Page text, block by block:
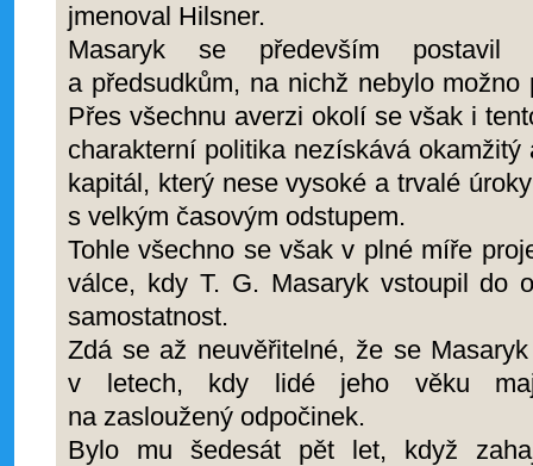
jmenoval Hilsner.
Masaryk se především postavil
a předsudkům, na nichž nebylo
Přes všechnu averzi okolí se však i
charakterní politika nezískává
kapitál, který nese vysoké a trvalé
s velkým časovým odstupem.
Tohle všechno se však v plné míře
válce, kdy T. G. Masaryk vstoupil do
samostatnost.
Zdá se až neuvěřitelné, že se
v letech, kdy lidé jeho věku
na zasloužený odpočinek.
Bylo mu šedesát pět let, když